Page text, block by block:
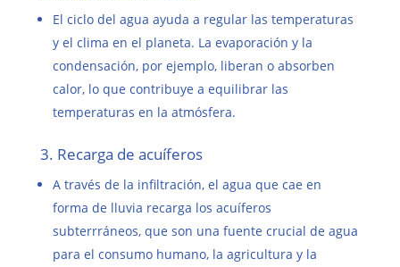
El ciclo del agua ayuda a regular las temperaturas
y el clima en el planeta. La evaporación y la
condensación, por ejemplo, liberan o absorben
calor, lo que contribuye a equilibrar las
temperaturas en la atmósfera.
3. Recarga de acuíferos
A través de la infiltración, el agua que cae en
forma de lluvia recarga los acuíferos
subterrráneos, que son una fuente crucial de agua
para el consumo humano, la agricultura y la